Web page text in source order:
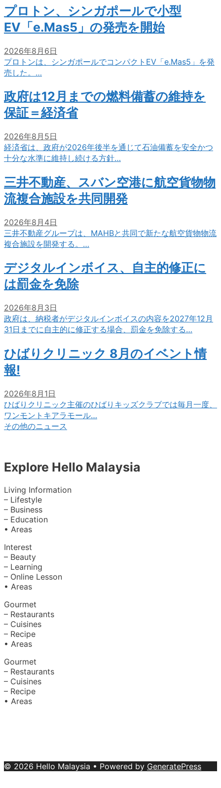
プロトン、シンガポールで小型
EV「e.Mas5」の発売を開始
2026年8月6日
プロトンは、シンガポールでコンパクトEV「e.Mas5」を発
売した。…
政府は12月までの燃料備蓄の維持を
保証＝経済省
2026年8月5日
経済省は、政府が2026年後半を通じて石油備蓄を安全かつ
十分な水準に維持し続ける方針…
三井不動産、スバン空港に航空貨物物
流複合施設を共同開発
2026年8月4日
三井不動産グループは、MAHBと共同で新たな航空貨物物流
複合施設を開発する。…
デジタルインボイス、自主的修正に
は罰金を免除
2026年8月3日
政府は、納税者がデジタルインボイスの内容を2027年12月
31日までに自主的に修正する場合、罰金を免除する…
ひばりクリニック 8月のイベント情
報!
2026年8月1日
ひばりクリニック主催のひばりキッズクラブでは毎月一度、
ワンモントキアラモール…
その他のニュース
Explore Hello Malaysia
Living Information
– Lifestyle
– Business
– Education
• Areas
Interest
– Beauty
– Learning
– Online Lesson
• Areas
Gourmet
– Restaurants
– Cuisines
– Recipe
• Areas
Gourmet
– Restaurants
– Cuisines
– Recipe
• Areas
© 2026 Hello Malaysia • Powered by GeneratePress